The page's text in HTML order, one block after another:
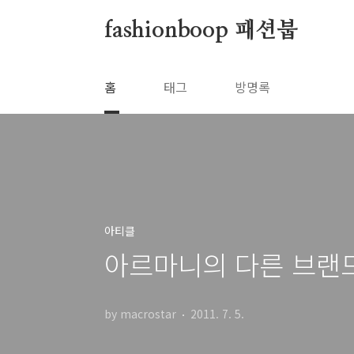
fashionboop 패션붑
홈 태그 방명록
아티클
아르마니의 다른 브랜
by macrostar 2011. 7. 5.